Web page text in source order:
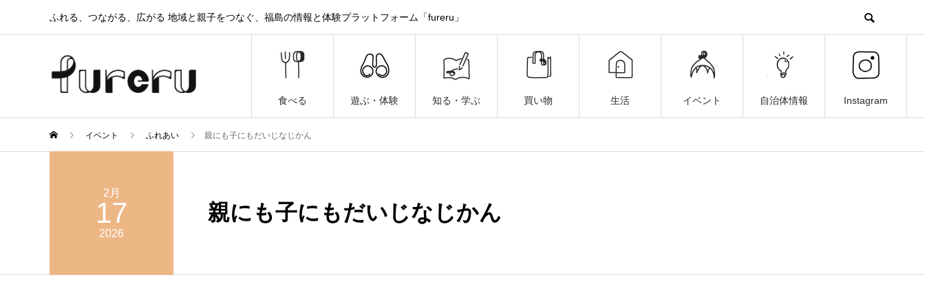
ふれる、つながる、広がる 地域と親子をつなぐ、福島の情報と体験プラットフォーム「fureru」
食べる 遊ぶ・体験 知る・学ぶ 買い物 生活 イベント 自治体情報 Instagram
イベント ふれあい 親にも子にもだいじなじかん
2月
17
2026
親にも子にもだいじなじかん